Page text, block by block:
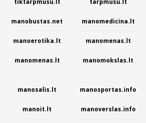
tiktarpmusu.lt tarpmusu.lt
manobustas.net manomedicina.lt
manoerotika.lt manomenas.lt
manomenas.lt manomokslas.lt
manosalis.lt manosportas.info
manoit.lt manoverslas.info